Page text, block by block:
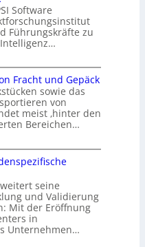
Software
Führungskräfte zu
Fracht und Gepäck
sowie das
von
meist ‚hinter den
Bereichen…
seine
und Validierung
Mit der Eröffnung
in
Unternehmen…